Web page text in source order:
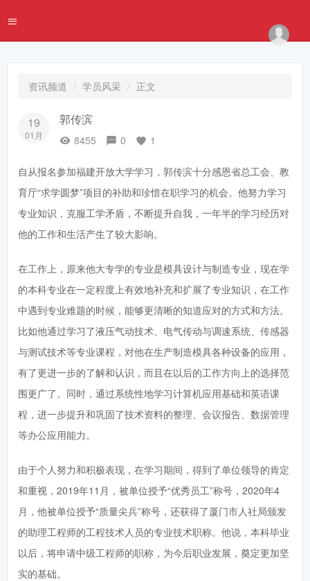
资讯频道 学员风采 正文
19
01月
郭传滨
8455 0 1
自从报名参加福建开放大学学习，郭传滨十分感恩省总工会、教
育厅“求学圆梦”项目的补助和珍惜在职学习的机会。他努力学习
专业知识，克服工学矛盾，不断提升自我，一年半的学习经历对
他的工作和生活产生了较大影响。
在工作上，原来他大专学的专业是模具设计与制造专业，现在学
的本科专业在一定程度上有效地补充和扩展了专业知识，在工作
中遇到专业难题的时候，能够更清晰的知道应对的方式和方法。
比如他通过学习了液压气动技术、电气传动与调速系统、传感器
与测试技术等专业课程，对他在生产制造模具各种设备的应用，
有了更进一步的了解和认识，而且在以后的工作方向上的选择范
围更广了。同时，通过系统性地学习计算机应用基础和英语课
程，进一步提升和巩固了技术资料的整理、会议报告、数据管理
等办公应用能力。
由于个人努力和积极表现，在学习期间，得到了单位领导的肯定
和重视，2019年11月，被单位授予“优秀员工”称号，2020年4
月，他被单位授予“质量尖兵”称号，还获得了厦门市人社局颁发
的助理工程师的工程技术人员的专业技术职称。他说，本科毕业
以后，将申请中级工程师的职称，为今后职业发展，奠定更加坚
实的基础。